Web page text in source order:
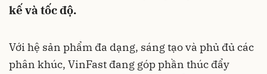
kế và tốc độ.
Với hệ sản phẩm đa dạng, sáng tạo và phủ đủ các
phân khúc, VinFast đang góp phần thúc đẩy